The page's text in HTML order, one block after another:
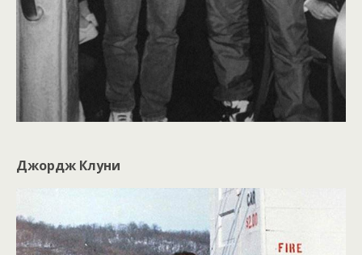
Джордж Клуни